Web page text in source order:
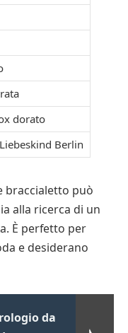
dorato
Berlin
braccialetto può
alla ricerca di un
È perfetto per
e desiderano
da